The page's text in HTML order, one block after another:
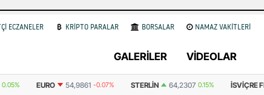
ECZANELER KRİPTO PARALAR BORSALAR NAMAZ VAKİTLERİ
GALERİLER VİDEOLAR
STERLIN 64,2307 0.15% İSVIÇRE FRANKI 58,6180 -0.58%